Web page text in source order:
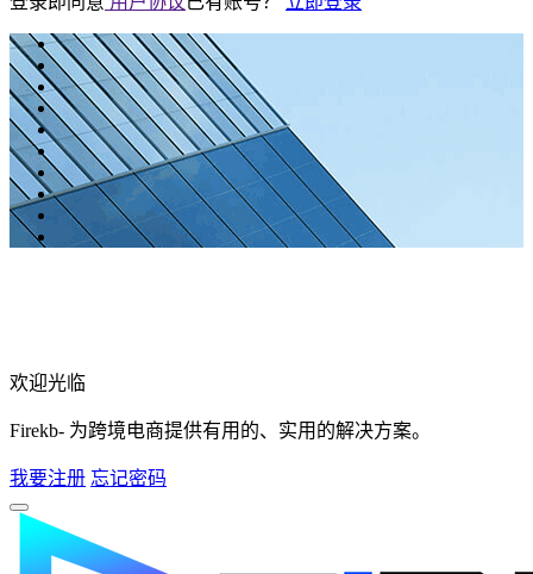
欢迎光临
Firekb- 为跨境电商提供有用的、实用的解决方案。
我要注册 忘记密码